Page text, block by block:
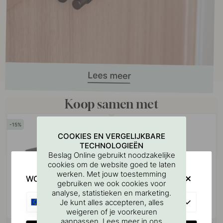
Koop samen met
15
COOKIES EN VERGELIJKBARE
TECHNOLOGIEËN
Beslag Online gebruikt noodzakelijke
cookies om de website goed te laten
werken. Met jouw toestemming
gebruiken we ook cookies voor
analyse, statistieken en marketing.
Je kunt alles accepteren, alles
weigeren of je voorkeuren
aanpassen. Lees meer in ons
WOULD YOU RATHER VISIT?